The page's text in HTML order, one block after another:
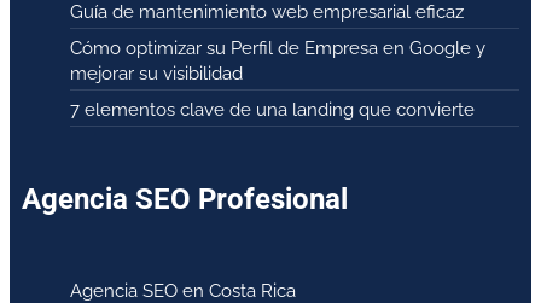
Guía de mantenimiento web empresarial eficaz
Cómo optimizar su Perfil de Empresa en Google y
mejorar su visibilidad
7 elementos clave de una landing que convierte
Agencia SEO Profesional
Agencia SEO en Costa Rica